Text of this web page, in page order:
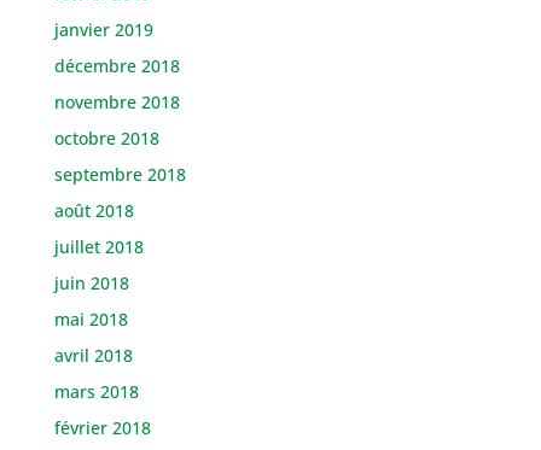
janvier 2019
décembre 2018
novembre 2018
octobre 2018
septembre 2018
août 2018
juillet 2018
juin 2018
mai 2018
avril 2018
mars 2018
février 2018